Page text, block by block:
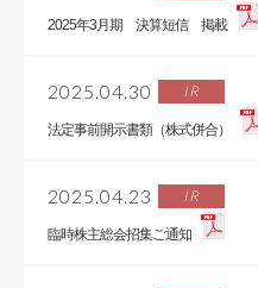
2025年3月期 決算短信 掲載
2025.04.30 IR
法定事前開示書類（株式併合）
2025.04.23 IR
臨時株主総会招集ご通知